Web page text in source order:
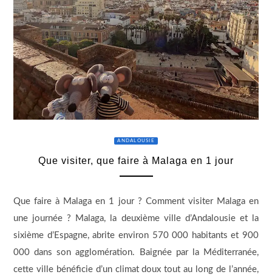
ANDALOUSIE
Que visiter, que faire à Malaga en 1 jour
Que faire à Malaga en 1 jour ? Comment visiter Malaga en
une journée ? Malaga, la deuxième ville d’Andalousie et la
sixième d’Espagne, abrite environ 570 000 habitants et 900
000 dans son agglomération. Baignée par la Méditerranée,
cette ville bénéficie d’un climat doux tout au long de l’année,